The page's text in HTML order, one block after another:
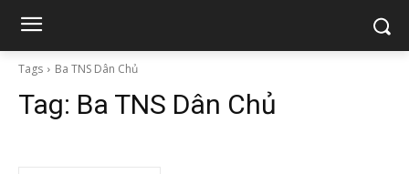
Tags Ba TNS Dân Chủ
Tag: Ba TNS Dân Chủ